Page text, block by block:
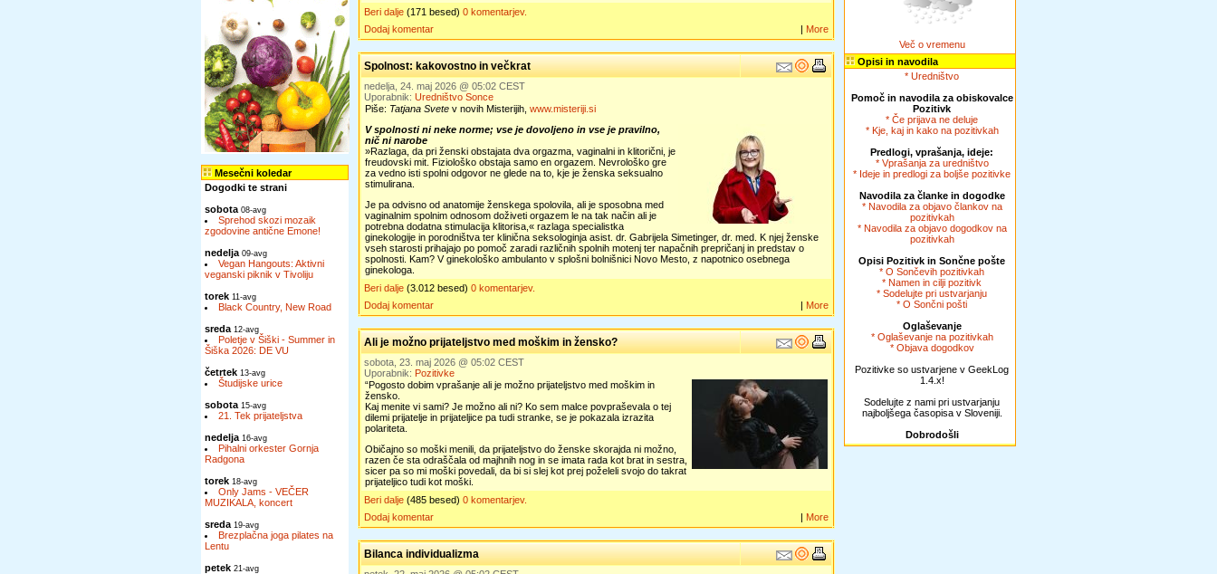
Mesečni koledar
Dogodki te strani
sobota 08-avg
Sprehod skozi mozaik
zgodovine antične Emone!
nedelja 09-avg
Vegan Hangouts: Aktivni
veganski piknik v Tivoliju
torek 11-avg
Black Country, New Road
sreda 12-avg
Poletje v Šiški - Summer in
Šiška 2026: DE VU
četrtek 13-avg
Študijske urice
sobota 15-avg
21. Tek prijateljstva
nedelja 16-avg
Pihalni orkester Gornja
Radgona
torek 18-avg
Only Jams - VEČER
MUZIKALA, koncert
sreda 19-avg
Brezplačna joga pilates na
Lentu
petek 21-avg
Beri dalje (171 besed) 0 komentarjev.
Dodaj komentar
| More
Spolnost: kakovostno in večkrat
nedelja, 24. maj 2026 @ 05:02 CEST
Uporabnik: Uredništvo Sonce
Piše: Tatjana Svete v novih Misterijih, www.misteriji.si
V spolnosti ni neke norme; vse je dovoljeno in vse je pravilno,
nič ni narobe
»Razlaga, da pri ženski obstajata dva orgazma, vaginalni in klitorični, je
freud­ovski mit. Fiziološko obstaja samo en orgazem. Nevrološko gre
za vedno isti spolni odgovor ne glede na to, kje je ženska seksualno
stimulirana.
Je pa odvisno od anatomije ženskega spolovila, ali je sposobna med
vaginalnim spolnim odnosom doživeti orgazem le na tak način ali je
potrebna dodatna stimulacija klitorisa,« razlaga specialistka
ginekologije in porodništva ter klinična seksologinja asist. dr. Gabrijela Simetinger, dr. med. K njej ženske
vseh starosti prihajajo po pomoč zaradi različnih spolnih motenj ter napačnih prepričanj in predstav o
spolnosti. Kam? V ginekološko ambulanto v splošni bolnišnici Novo Mesto, z napotnico osebnega
ginekologa.
Beri dalje (3.012 besed) 0 komentarjev.
Dodaj komentar
| More
Ali je možno prijateljstvo med moškim in žensko?
sobota, 23. maj 2026 @ 05:02 CEST
Uporabnik: Pozitivke
“Pogosto dobim vprašanje ali je možno prijateljstvo med moškim in
žensko.
Kaj menite vi sami? Je možno ali ni? Ko sem malce povpraševala o tej
dilemi prijatelje in prijateljice pa tudi stranke, se je pokazala izrazita
polariteta.
Običajno so moški menili, da prijateljstvo do ženske skorajda ni možno,
razen če sta odraščala od majhnih nog in se imata rada kot brat in sestra,
sicer pa so mi moški povedali, da bi si slej kot prej poželeli svojo do takrat
prijateljico tudi kot moški.
Beri dalje (485 besed) 0 komentarjev.
Dodaj komentar
| More
Bilanca individualizma
Več o vremenu
Opisi in navodila
* Uredništvo
Pomoč in navodila za obiskovalce
Pozitivk
* Če prijava ne deluje
* Kje, kaj in kako na pozitivkah
Predlogi, vprašanja, ideje:
* Vprašanja za uredništvo
* Ideje in predlogi za boljše pozitivke
Navodila za članke in dogodke
* Navodila za objavo člankov na
pozitivkah
* Navodila za objavo dogodkov na
pozitivkah
Opisi Pozitivk in Sončne pošte
* O Sončevih pozitivkah
* Namen in cilji pozitivk
* Sodelujte pri ustvarjanju
* O Sončni pošti
Oglaševanje
* Oglaševanje na pozitivkah
* Objava dogodkov
Pozitivke so ustvarjene v GeekLog
1.4.x!
Sodelujte z nami pri ustvarjanju
najboljšega časopisa v Sloveniji.
Dobrodošli